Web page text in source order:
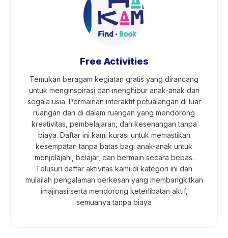
Free Activities
Temukan beragam kegiatan gratis yang dirancang
untuk menginspirasi dan menghibur anak-anak dari
segala usia. Permainan interaktif petualangan di luar
ruangan dan di dalam ruangan yang mendorong
kreativitas, pembelajaran, dan kesenangan tanpa
biaya. Daftar ini kami kurasi untuk memastikan
kesempatan tanpa batas bagi anak-anak untuk
menjelajahi, belajar, dan bermain secara bebas.
Telusuri daftar aktivitas kami di kategori ini dan
mulailah pengalaman berkesan yang membangkitkan
imajinasi serta mendorong keterlibatan aktif,
semuanya tanpa biaya